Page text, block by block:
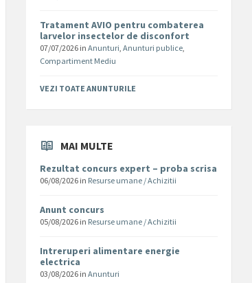
Tratament AVIO pentru combaterea
larvelor insectelor de disconfort
07/07/2026 inAnunturi,Anunturi publice,
Compartiment Mediu
VEZI TOATE ANUNTURILE
MAI MULTE
Rezultat concurs expert – proba scrisa
06/08/2026 in Resurse umane / Achizitii
Anunt concurs
05/08/2026 in Resurse umane / Achizitii
Intreruperi alimentare energie
electrica
03/08/2026 inAnunturi